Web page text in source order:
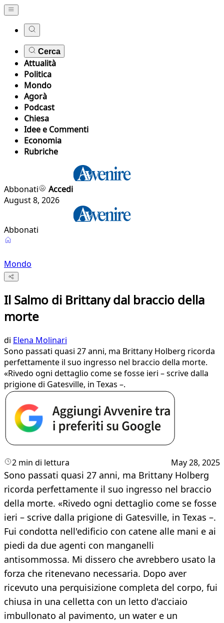
Cerca
Attualità
Politica
Mondo
Agorà
Podcast
Chiesa
Idee e Commenti
Economia
Rubriche
Abbonati
Accedi
August 8, 2026
Abbonati
Mondo
Il Salmo di Brittany dal braccio della
morte
di Elena Molinari
Sono passati quasi 27 anni, ma Brittany Holberg ricorda
perfettamente il suo ingresso nel braccio della morte.
«Rivedo ogni dettaglio come se fosse ieri – scrive dalla
prigione di Gatesville, in Texas –.
2 min di lettura May 28, 2025
Sono passati quasi 27 anni, ma Brittany Holberg
ricorda perfettamente il suo ingresso nel braccio
della morte. «Rivedo ogni dettaglio come se fosse
ieri – scrive dalla prigione di Gatesville, in Texas –.
Fui condotta nell'edificio con catene alle mani e ai
piedi da due agenti con manganelli
antisommossa. Mi dissero che avrebbero usato la
forza che ritenevano necessaria. Dopo aver
ricevuto una perquisizione completa del corpo, fui
chiusa in una celletta con un letto d'acciaio
imbullonato al pavimento, un water e un